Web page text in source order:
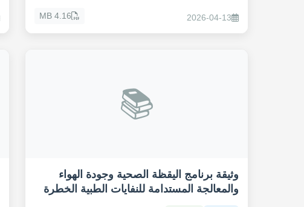
2026-04-13
4.16 MB
📚
وثيقة برنامج اليقظة الصحية وجودة الهواء
والمعالجة المستدامة للنفايات الطبية الخطرة